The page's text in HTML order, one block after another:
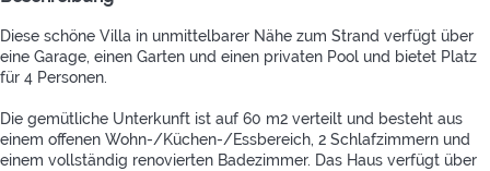
Diese schöne Villa in unmittelbarer Nähe zum Strand verfügt über
eine Garage, einen Garten und einen privaten Pool und bietet Platz
für 4 Personen.
Die gemütliche Unterkunft ist auf 60 m2 verteilt und besteht aus
einem offenen Wohn-/Küchen-/Essbereich, 2 Schlafzimmern und
einem vollständig renovierten Badezimmer. Das Haus verfügt über